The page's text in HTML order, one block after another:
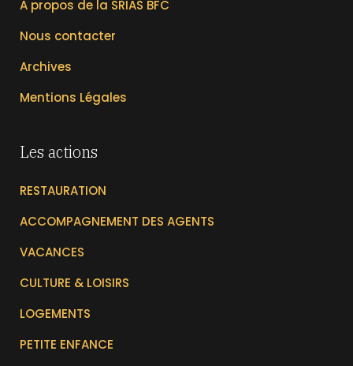
A propos de la SRIAS BFC
Nous contacter
Archives
Mentions Légales
Les actions
RESTAURATION
ACCOMPAGNEMENT DES AGENTS
VACANCES
CULTURE & LOISIRS
LOGEMENTS
PETITE ENFANCE